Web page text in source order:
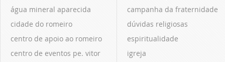
água mineral aparecida
cidade do romeiro
centro de apoio ao romeiro
centro de eventos pe. vitor
campanha da fraternidade
dúvidas religiosas
espiritualidade
igreja